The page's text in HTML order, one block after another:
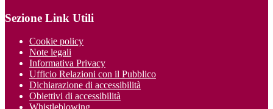
Sezione Link Utili
Cookie policy
Note legali
Informativa Privacy
Ufficio Relazioni con il Pubblico
Dichiarazione di accessibilità
Obiettivi di accessibilità